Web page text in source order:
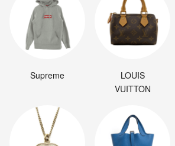
Supreme
LOUIS
VUITTON